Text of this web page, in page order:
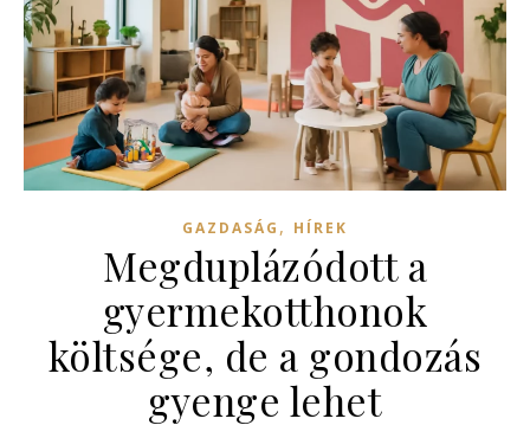
GAZDASÁG , HÍREK
Megduplázódott a
gyermekotthonok
költsége, de a gondozás
gyenge lehet